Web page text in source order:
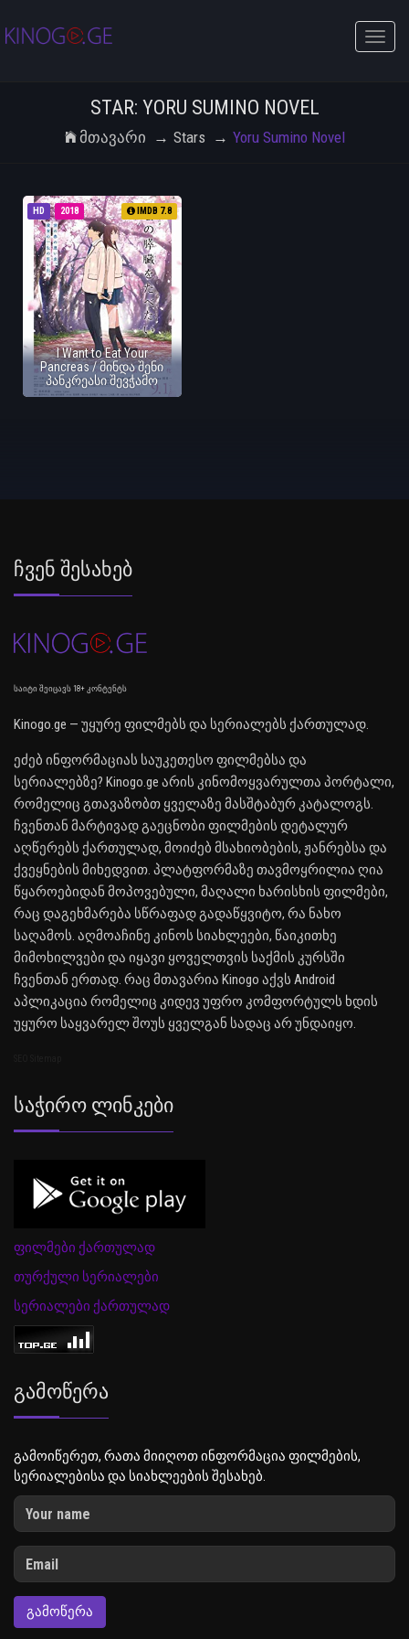
Toggle
STAR: YORU SUMINO NOVEL
Მთავარი Stars Yoru Sumino Novel
HD 2018 IMDB 7.8
I Want to Eat Your
Pancreas / მინდა შენი
პანკრეასი შევჭამო
Ჩვენ Შესახებ
საიტი შეიცავს 18+ კონტენტს
Kinogo.ge — უყურე ფილმებს და სერიალებს ქართულად.
ეძებ ინფორმაციას საუკეთესო ფილმებსა და
სერიალებზე? Kinogo.ge არის კინომოყვარულთა პორტალი,
რომელიც გთავაზობთ ყველაზე მასშტაბურ კატალოგს.
ჩვენთან მარტივად გაეცნობი ფილმების დეტალურ
აღწერებს ქართულად, მოიძებ მსახიობების, ჟანრებსა და
ქვეყნების მიხედვით. პლატფორმაზე თავმოყრილია ღია
წყაროებიდან მოპოვებული, მაღალი ხარისხის ფილმები,
რაც დაგეხმარება სწრაფად გადაწყვიტო, რა ნახო
საღამოს. აღმოაჩინე კინოს სიახლეები, წაიკითხე
მიმოხილვები და იყავი ყოველთვის საქმის კურსში
ჩვენთან ერთად. რაც მთავარია Kinogo აქვს Android
აპლიკაცია რომელიც კიდევ უფრო კომფორტულს ხდის
უყურო საყვარელ შოუს ყველგან სადაც არ უნდაიყო.
Საჭირო Ლინკები
ფილმები ქართულად
თურქული სერიალები
სერიალები ქართულად
Გამოწერა
გამოიწერეთ, რათა მიიღოთ ინფორმაცია ფილმების,
სერიალებისა და სიახლეების შესახებ.
ᲒᲐᲛᲝᲬᲔᲠᲐ